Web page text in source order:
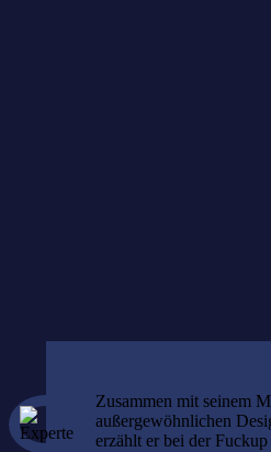
Zusammen mit seinem
außergewöhnlichen
erzählt er bei der